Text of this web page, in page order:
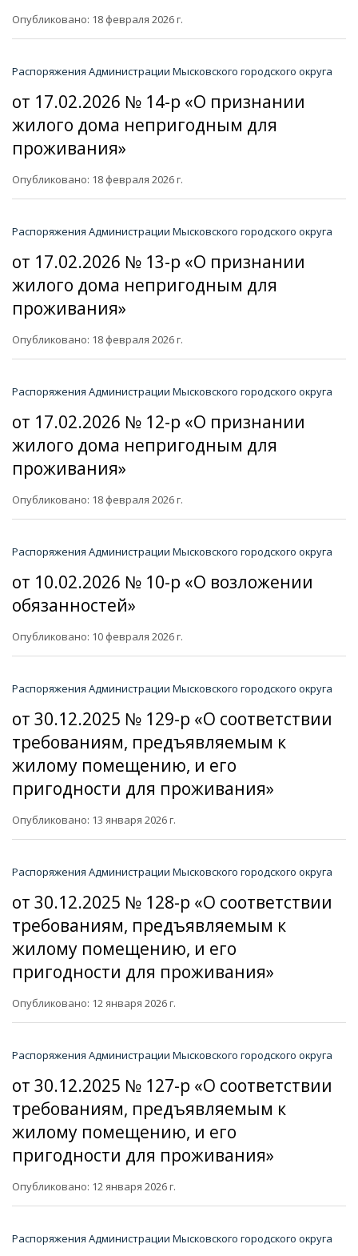
Опубликовано: 18 февраля 2026 г.
Распоряжения Администрации Мысковского городского округа
от 17.02.2026 № 14-р «О признании
жилого дома непригодным для
проживания»
Опубликовано: 18 февраля 2026 г.
Распоряжения Администрации Мысковского городского округа
от 17.02.2026 № 13-р «О признании
жилого дома непригодным для
проживания»
Опубликовано: 18 февраля 2026 г.
Распоряжения Администрации Мысковского городского округа
от 17.02.2026 № 12-р «О признании
жилого дома непригодным для
проживания»
Опубликовано: 18 февраля 2026 г.
Распоряжения Администрации Мысковского городского округа
от 10.02.2026 № 10-р «О возложении
обязанностей»
Опубликовано: 10 февраля 2026 г.
Распоряжения Администрации Мысковского городского округа
от 30.12.2025 № 129-р «О соответствии
требованиям, предъявляемым к
жилому помещению, и его
пригодности для проживания»
Опубликовано: 13 января 2026 г.
Распоряжения Администрации Мысковского городского округа
от 30.12.2025 № 128-р «О соответствии
требованиям, предъявляемым к
жилому помещению, и его
пригодности для проживания»
Опубликовано: 12 января 2026 г.
Распоряжения Администрации Мысковского городского округа
от 30.12.2025 № 127-р «О соответствии
требованиям, предъявляемым к
жилому помещению, и его
пригодности для проживания»
Опубликовано: 12 января 2026 г.
Распоряжения Администрации Мысковского городского округа